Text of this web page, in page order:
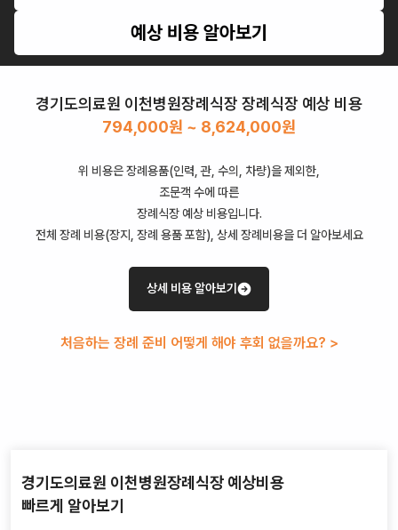
예상 비용 알아보기
경기도의료원 이천병원장례식장 장례식장 예상 비용
794,000원 ~ 8,624,000원
위 비용은 장례용품(인력, 관, 수의, 차량)을 제외한,
조문객 수에 따른
장례식장 예상 비용입니다.
전체 장례 비용(장지, 장례 용품 포함), 상세 장례비용을 더 알아보세요
상세 비용 알아보기
처음하는 장례 준비 어떻게 해야 후회 없을까요? >
경기도의료원 이천병원장례식장 예상비용
빠르게 알아보기